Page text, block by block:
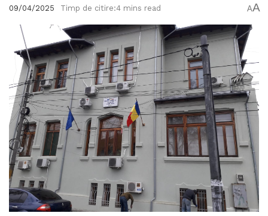
09/04/2025 Timp de citire:4 mins read AA